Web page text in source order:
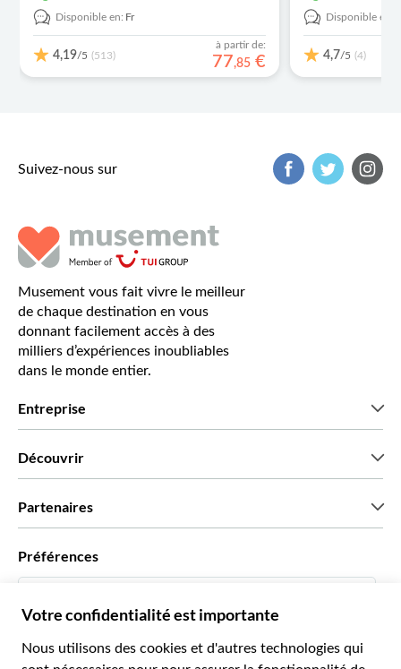
Disponible en: Fr
4,19/5 (513)
à partir de:
77,85 €
Disponible en:
4,7/5 (4)
Suivez-nous sur
Musement vous fait vivre le meilleur
de chaque destination en vous
donnant facilement accès à des
milliers d’expériences inoubliables
dans le monde entier.
Entreprise
Découvrir
Partenaires
Agences de voyages
Devenir Fournisseur
Become a Distribution Partner
Préférences
Français
Italiano